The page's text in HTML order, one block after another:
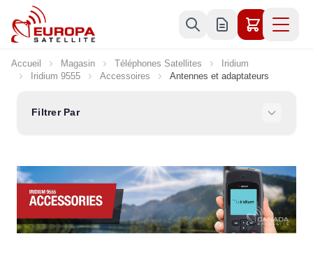
Allez au contenu
Accueil Magasin Téléphones Satellites
Iridium
Iridium 9555
Accessoires Antennes et adaptateurs
Filtrer Par